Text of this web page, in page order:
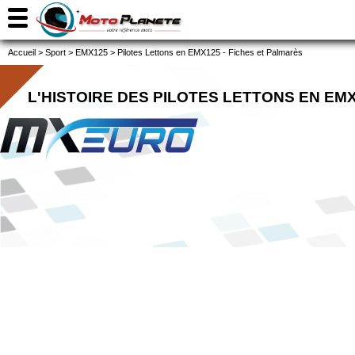
Accueil > Sport > EMX125 > Pilotes Lettons en EMX125 - Fiches et Palmarès
L'HISTOIRE DES PILOTES LETTONS EN